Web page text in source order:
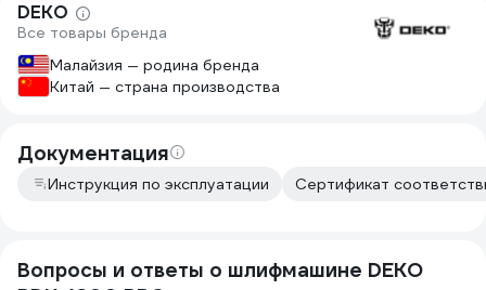
DEKO
Все товары бренда
Малайзия — родина бренда
Китай — страна производства
Документация
Инструкция по эксплуатации Сертификат
Вопросы и ответы о шлифмашине DEKO